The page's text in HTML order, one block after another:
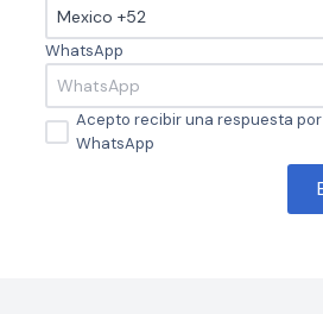
WhatsApp
Acepto recibir una respuesta
WhatsApp